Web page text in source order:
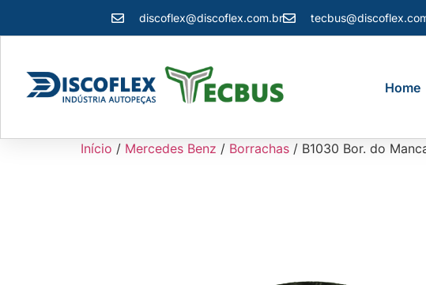
discoflex@discoflex.com.br
Home
Início / Mercedes Benz / Borrachas / B1030 Bor. do